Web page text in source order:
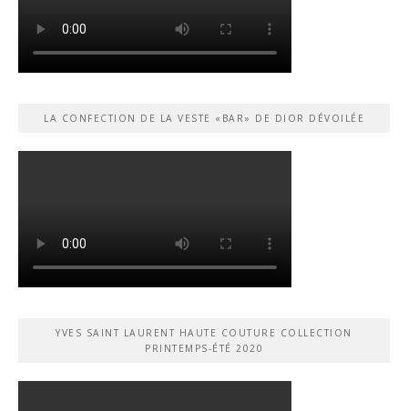
LA CONFECTION DE LA VESTE «BAR» DE DIOR DÉVOILÉE
YVES SAINT LAURENT HAUTE COUTURE COLLECTION
PRINTEMPS-ÉTÉ 2020